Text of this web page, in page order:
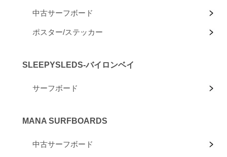
中古サーフボード
ポスター/ステッカー
SLEEPYSLEDS-バイロンベイ
サーフボード
MANA SURFBOARDS
中古サーフボード